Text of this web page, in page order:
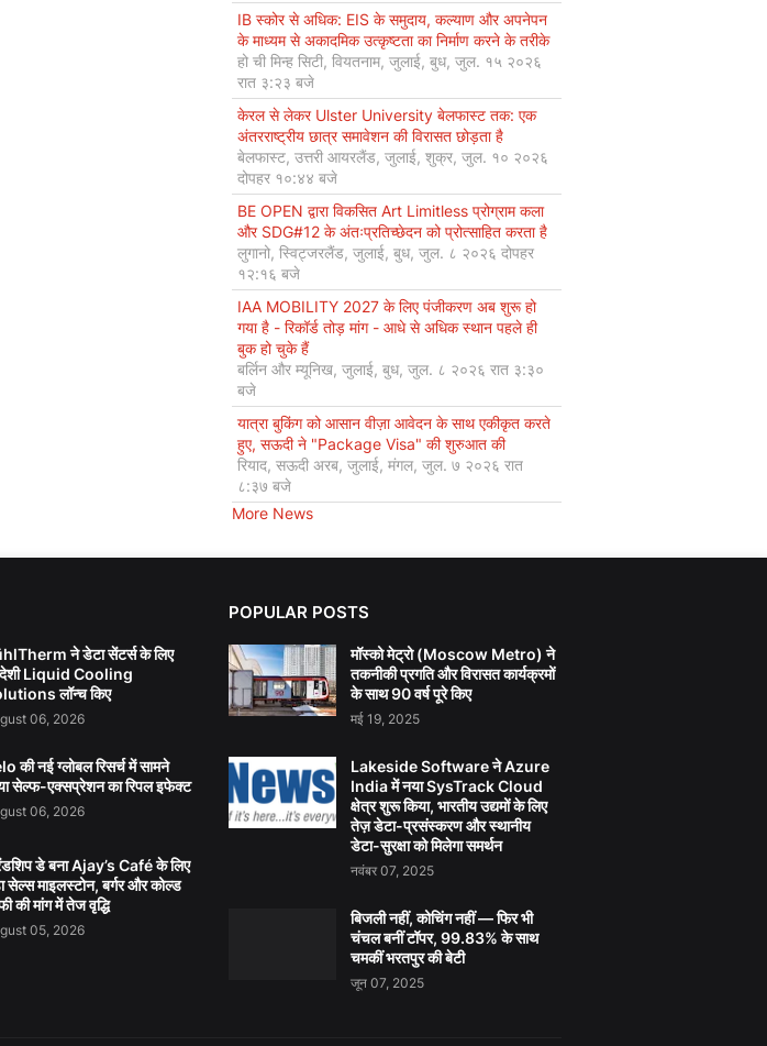
IB स्कोर से अधिक: EIS के समुदाय, कल्याण और अपनेपन
के माध्यम से अकादमिक उत्कृष्टता का निर्माण करने के तरीके
हो ची मिन्ह सिटी, वियतनाम, जुलाई, बुध, जुल. १५ २०२६
रात ३:२३ बजे
केरल से लेकर Ulster University बेलफास्ट तक: एक
अंतरराष्ट्रीय छात्र समावेशन की विरासत छोड़ता है
बेलफास्ट, उत्तरी आयरलैंड, जुलाई, शुक्र, जुल. १० २०२६
दोपहर १०:४४ बजे
BE OPEN द्वारा विकसित Art Limitless प्रोग्राम कला
और SDG#12 के अंतःप्रतिच्छेदन को प्रोत्साहित करता है
लुगानो, स्विट्जरलैंड, जुलाई, बुध, जुल. ८ २०२६ दोपहर
१२:१६ बजे
IAA MOBILITY 2027 के लिए पंजीकरण अब शुरू हो
गया है - रिकॉर्ड तोड़ मांग - आधे से अधिक स्थान पहले ही
बुक हो चुके हैं
बर्लिन और म्यूनिख, जुलाई, बुध, जुल. ८ २०२६ रात ३:३०
बजे
यात्रा बुकिंग को आसान वीज़ा आवेदन के साथ एकीकृत करते
हुए, सऊदी ने "Package Visa" की शुरुआत की
रियाद, सऊदी अरब, जुलाई, मंगल, जुल. ७ २०२६ रात
८:३७ बजे
More News
ने डेटा सेंटर्स के लिए
Liquid Cooling
लॉन्च किए
06, 2026
की नई ग्लोबल रिसर्च में सामने
सेल्फ-एक्सप्रेशन का रिपल इफेक्ट
06, 2026
डे बना Ajay’s Café के लिए
सेल्स माइलस्टोन, बर्गर और कोल्ड
की मांग में तेज वृद्धि
05, 2026
POPULAR POSTS
मॉस्को मेट्रो (Moscow Metro) ने
तकनीकी प्रगति और विरासत कार्यक्रमों
के साथ 90 वर्ष पूरे किए
मई 19, 2025
Lakeside Software ने Azure
India में नया SysTrack Cloud
क्षेत्र शुरू किया, भारतीय उद्यमों के लिए
तेज़ डेटा-प्रसंस्करण और स्थानीय
डेटा-सुरक्षा को मिलेगा समर्थन
नवंबर 07, 2025
बिजली नहीं, कोचिंग नहीं — फिर भी
चंचल बनीं टॉपर, 99.83% के साथ
चमकीं भरतपुर की बेटी
जून 07, 2025